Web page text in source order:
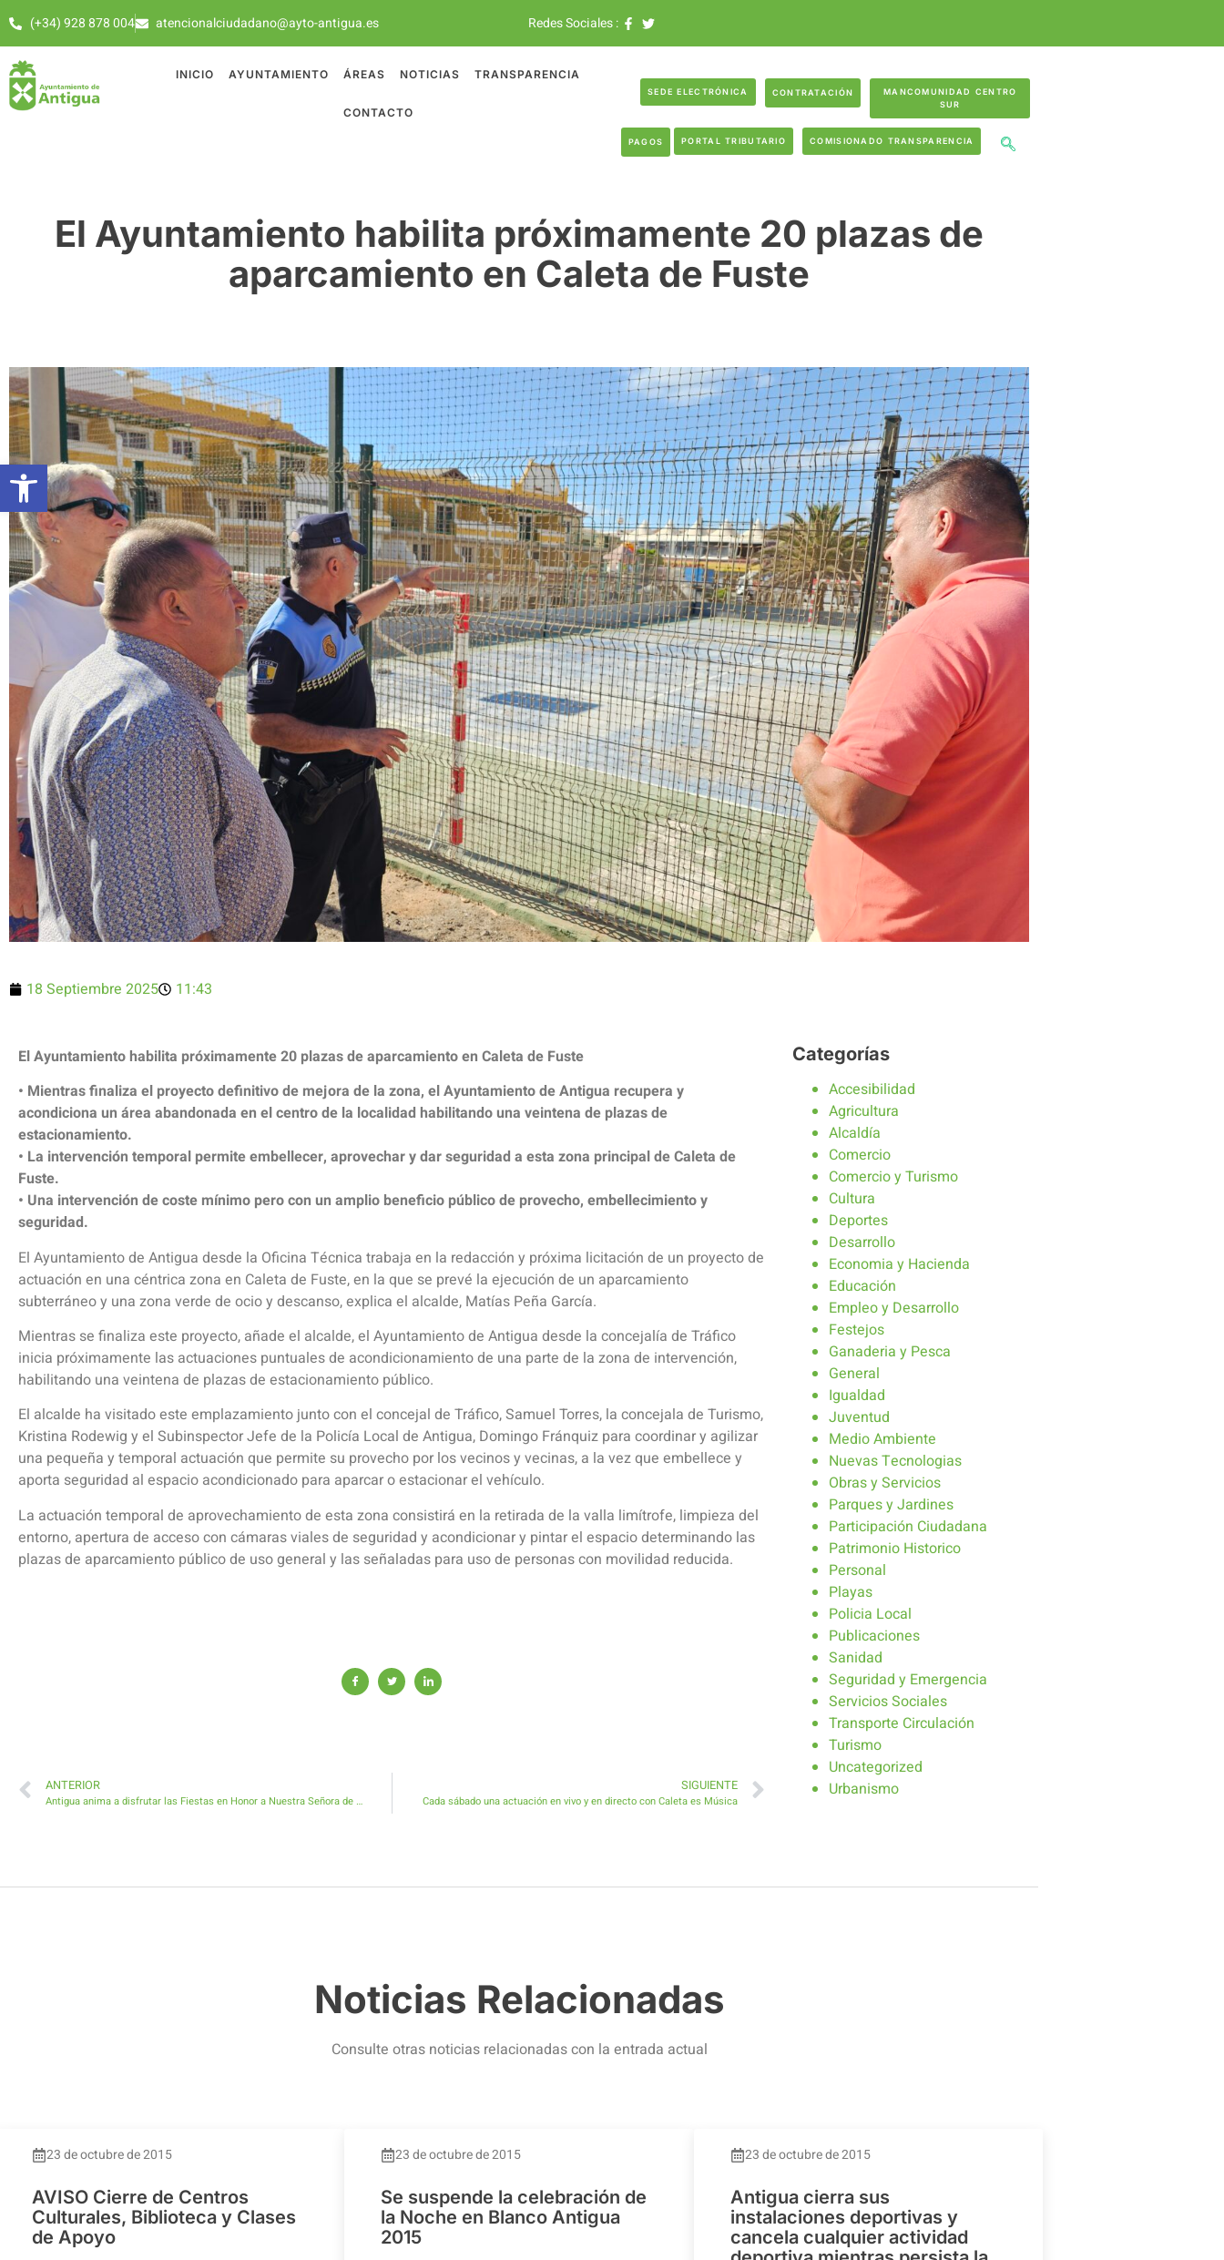
(+34) 928 878 004 atencionalciudadano@ayto-antigua.es Redes Sociales :
INICIO AYUNTAMIENTO ÁREAS NOTICIAS TRANSPARENCIA
CONTACTO
SEDE ELECTRÓNICA CONTRATACIÓN
MANCOMUNIDAD CENTRO
SUR
PAGOS PORTAL TRIBUTARIO COMISIONADO TRANSPARENCIA
El Ayuntamiento habilita próximamente 20 plazas de
aparcamiento en Caleta de Fuste
18 Septiembre 2025 11:43
El Ayuntamiento habilita próximamente 20 plazas de aparcamiento en Caleta de Fuste
• Mientras finaliza el proyecto definitivo de mejora de la zona, el Ayuntamiento de Antigua recupera y
acondiciona un área abandonada en el centro de la localidad habilitando una veintena de plazas de
estacionamiento.
• La intervención temporal permite embellecer, aprovechar y dar seguridad a esta zona principal de Caleta de
Fuste.
• Una intervención de coste mínimo pero con un amplio beneficio público de provecho, embellecimiento y
seguridad.
El Ayuntamiento de Antigua desde la Oficina Técnica trabaja en la redacción y próxima licitación de un proyecto de
actuación en una céntrica zona en Caleta de Fuste, en la que se prevé la ejecución de un aparcamiento
subterráneo y una zona verde de ocio y descanso, explica el alcalde, Matías Peña García.
Mientras se finaliza este proyecto, añade el alcalde, el Ayuntamiento de Antigua desde la concejalía de Tráfico
inicia próximamente las actuaciones puntuales de acondicionamiento de una parte de la zona de intervención,
habilitando una veintena de plazas de estacionamiento público.
El alcalde ha visitado este emplazamiento junto con el concejal de Tráfico, Samuel Torres, la concejala de Turismo,
Kristina Rodewig y el Subinspector Jefe de la Policía Local de Antigua, Domingo Fránquiz para coordinar y agilizar
una pequeña y temporal actuación que permite su provecho por los vecinos y vecinas, a la vez que embellece y
aporta seguridad al espacio acondicionado para aparcar o estacionar el vehículo.
La actuación temporal de aprovechamiento de esta zona consistirá en la retirada de la valla limítrofe, limpieza del
entorno, apertura de acceso con cámaras viales de seguridad y acondicionar y pintar el espacio determinando las
plazas de aparcamiento público de uso general y las señaladas para uso de personas con movilidad reducida.
ANTERIOR
Antigua anima a disfrutar las Fiestas en Honor a Nuestra Señora de La Peña
SIGUIENTE
Cada sábado una actuación en vivo y en directo con Caleta es Música
Categorías
Accesibilidad
Agricultura
Alcaldía
Comercio
Comercio y Turismo
Cultura
Deportes
Desarrollo
Economia y Hacienda
Educación
Empleo y Desarrollo
Festejos
Ganaderia y Pesca
General
Igualdad
Juventud
Medio Ambiente
Nuevas Tecnologias
Obras y Servicios
Parques y Jardines
Participación Ciudadana
Patrimonio Historico
Personal
Playas
Policia Local
Publicaciones
Sanidad
Seguridad y Emergencia
Servicios Sociales
Transporte Circulación
Turismo
Uncategorized
Urbanismo
Noticias Relacionadas
Consulte otras noticias relacionadas con la entrada actual
23 de octubre de 2015
AVISO Cierre de Centros
Culturales, Biblioteca y Clases
de Apoyo
23 de octubre de 2015
Se suspende la celebración de
la Noche en Blanco Antigua
2015
23 de octubre de 2015
Antigua cierra sus
instalaciones deportivas y
cancela cualquier actividad
Abrir barra de herramientas